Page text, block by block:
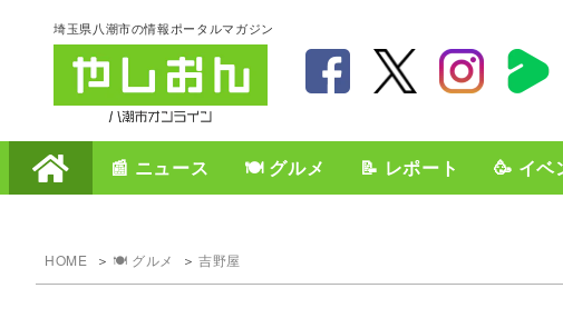
埼玉県八潮市の情報ポータルマガジン
📰 ニュース 🍽️ グルメ 📝 レポート 🥳 イベ
HOME 🍽️ グルメ 吉野屋